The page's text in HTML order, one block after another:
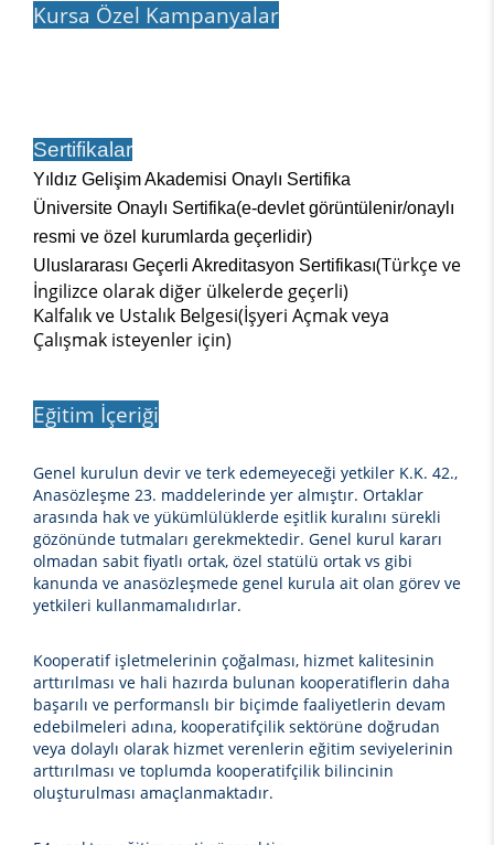
Kursa Özel Kampanyalar
Sertifikalar
Yıldız Gelişim Akademisi Onaylı Sertifika
Üniversite Onaylı Sertifika(e-devlet görüntülenir/onaylı
resmi ve özel kurumlarda geçerlidir)
Uluslararası Geçerli Akreditasyon Sertifikası(Türkçe ve
İngilizce olarak diğer ülkelerde geçerli)
Kalfalık ve Ustalık Belgesi(İşyeri Açmak veya
Çalışmak isteyenler için)
Eğitim İçeriği
Genel kurulun devir ve terk edemeyeceği yetkiler K.K. 42.,
Anasözleşme 23. maddelerinde yer almıştır. Ortaklar
arasında hak ve yükümlülüklerde eşitlik kuralını sürekli
gözönünde tutmaları gerekmektedir. Genel kurul kararı
olmadan sabit fiyatlı ortak, özel statülü ortak vs gibi
kanunda ve anasözleşmede genel kurula ait olan görev ve
yetkileri kullanmamalıdırlar.
Kooperatif işletmelerinin çoğalması, hizmet kalitesinin
arttırılması ve hali hazırda bulunan kooperatiflerin daha
başarılı ve performanslı bir biçimde faaliyetlerin devam
edebilmeleri adına, kooperatifçilik sektörüne doğrudan
veya dolaylı olarak hizmet verenlerin eğitim seviyelerinin
arttırılması ve toplumda kooperatifçilik bilincinin
oluşturulması amaçlanmaktadır.